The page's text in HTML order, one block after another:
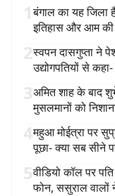
1बंगाल का यह जिला
इतिहास और आम की
2स्वपन दासगुप्ता ने
उद्योगपतियों से
3अमित शाह के बाद
मुसलमानों को
4महुआ मोईत्रा पर
पूछा- क्या सब सीने
5वीडियो कॉल पर
फोन, ससुराल वालों